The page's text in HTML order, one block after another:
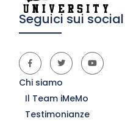
Seguici sui social
Chi siamo
Il Team iMeMo
Testimonianze